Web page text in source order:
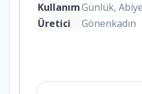
KullanımGünlük, Abiye
Üretici
Gönenkadın